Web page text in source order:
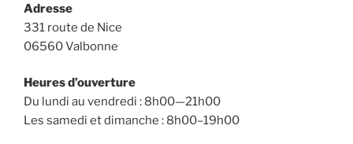
Adresse
331 route de Nice
06560 Valbonne
Heures d’ouverture
Du lundi au vendredi : 8h00—21h00
Les samedi et dimanche : 8h00–19h00